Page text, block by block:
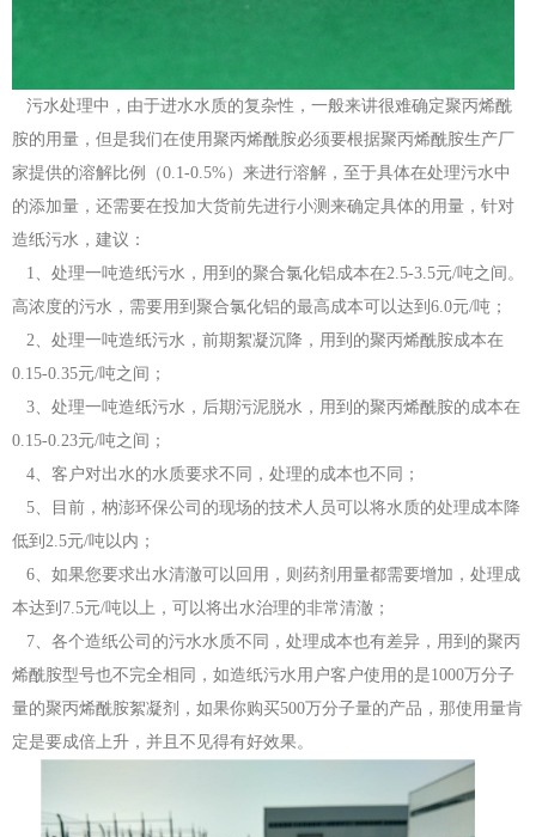
污水处理中，由于进水水质的复杂性，一般来讲很难确定聚丙烯酰
胺的用量，但是我们在使用聚丙烯酰胺必须要根据聚丙烯酰胺生产厂
家提供的溶解比例（0.1-0.5%）来进行溶解，至于具体在处理污水中
的添加量，还需要在投加大货前先进行小测来确定具体的用量，针对
造纸污水，建议：
1、处理一吨造纸污水，用到的聚合氯化铝成本在2.5-3.5元/吨之间。
高浓度的污水，需要用到聚合氯化铝的最高成本可以达到6.0元/吨；
2、处理一吨造纸污水，前期絮凝沉降，用到的聚丙烯酰胺成本在
0.15-0.35元/吨之间；
3、处理一吨造纸污水，后期污泥脱水，用到的聚丙烯酰胺的成本在
0.15-0.23元/吨之间；
4、客户对出水的水质要求不同，处理的成本也不同；
5、目前，枘澎环保公司的现场的技术人员可以将水质的处理成本降
低到2.5元/吨以内；
6、如果您要求出水清澈可以回用，则药剂用量都需要增加，处理成
本达到7.5元/吨以上，可以将出水治理的非常清澈；
7、各个造纸公司的污水水质不同，处理成本也有差异，用到的聚丙
烯酰胺型号也不完全相同，如造纸污水用户客户使用的是1000万分子
量的聚丙烯酰胺絮凝剂，如果你购买500万分子量的产品，那使用量肯
定是要成倍上升，并且不见得有好效果。